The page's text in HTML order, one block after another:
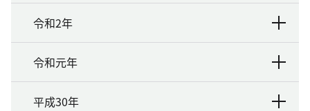
令和2年
令和元年
平成30年